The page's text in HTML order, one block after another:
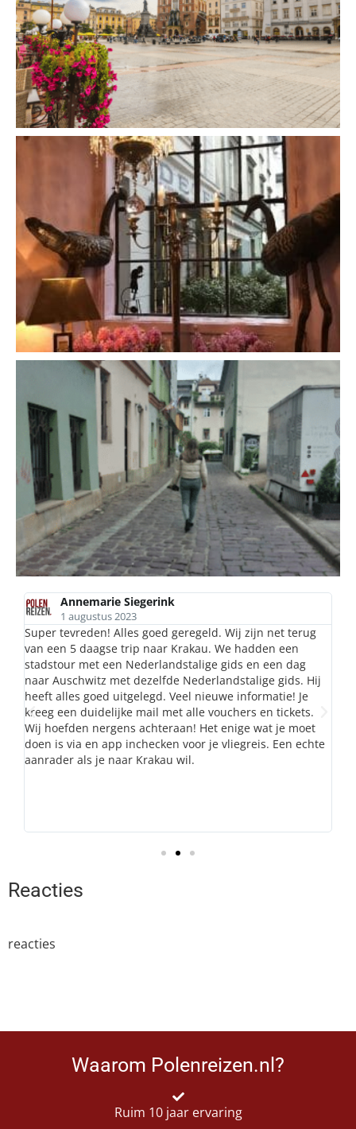
Annemarie Siegerink
1 augustus 2023
Super tevreden! Alles goed geregeld. Wij zijn net terug
van een 5 daagse trip naar Krakau. We hadden een
stadstour met een Nederlandstalige gids en een dag
naar Auschwitz met dezelfde Nederlandstalige gids. Hij
heeft alles goed uitgelegd. Veel nieuwe informatie! Je
kreeg een duidelijke mail met alle vouchers en tickets.
Wij hoefden nergens achteraan! Het enige wat je moet
doen is via en app inchecken voor je vliegreis. Een echte
aanrader als je naar Krakau wil.
Reacties
reacties
Waarom Polenreizen.nl?
Ruim 10 jaar ervaring